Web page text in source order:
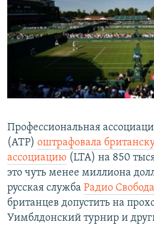
ПОБЕДИТЕЛЕЙ НЕ СУДЯТ?
КРЫМ.НЕПОКОРЕННЫЙ
ELIFBE
УКРАИНСКАЯ ПРОБЛЕМА КРЫМА
ПРИСОЕДИНЯЙТЕСЬ!
Все сайты RFE/RL
Профессиональная
(АТР) оштрафовала
ассоциацию (LTA) на 850
это чуть менее миллиона
русская служба Радио Свобода
британцев допустить на
Уимблдонский турнир и